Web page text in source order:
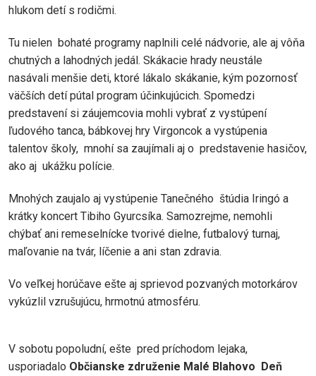
hlukom detí s rodičmi.
Tu nielen bohaté programy naplnili celé nádvorie, ale aj vôňa
chutných a lahodných jedál. Skákacie hrady neustále
nasávali menšie deti, ktoré lákalo skákanie, kým pozornosť
väčších detí pútal program účinkujúcich. Spomedzi
predstavení si záujemcovia mohli vybrať z vystúpení
ľudového tanca, bábkovej hry Virgoncok a vystúpenia
talentov školy, mnohí sa zaujímali aj o predstavenie hasičov,
ako aj ukážku polície.
Mnohých zaujalo aj vystúpenie Tanečného štúdia Iringó a
krátky koncert Tibiho Gyurcsíka. Samozrejme, nemohli
chýbať ani remeselnícke tvorivé dielne, futbalový turnaj,
maľovanie na tvár, líčenie a ani stan zdravia.
Vo veľkej horúčave ešte aj sprievod pozvaných motorkárov
vykúzlil vzrušujúcu, hrmotnú atmosféru.
V sobotu popoludní, ešte pred príchodom lejaka,
usporiadalo Občianske združenie Malé Blahovo Deň